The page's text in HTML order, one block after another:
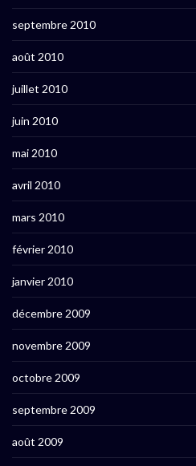
septembre 2010
août 2010
juillet 2010
juin 2010
mai 2010
avril 2010
mars 2010
février 2010
janvier 2010
décembre 2009
novembre 2009
octobre 2009
septembre 2009
août 2009